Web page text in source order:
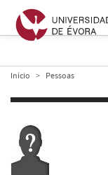
Início Pessoas